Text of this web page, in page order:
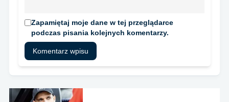
Zapamiętaj moje dane w tej przeglądarce
podczas pisania kolejnych komentarzy.